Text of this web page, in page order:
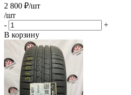
2 800 ₽/шт
/шт
-
+
В корзину